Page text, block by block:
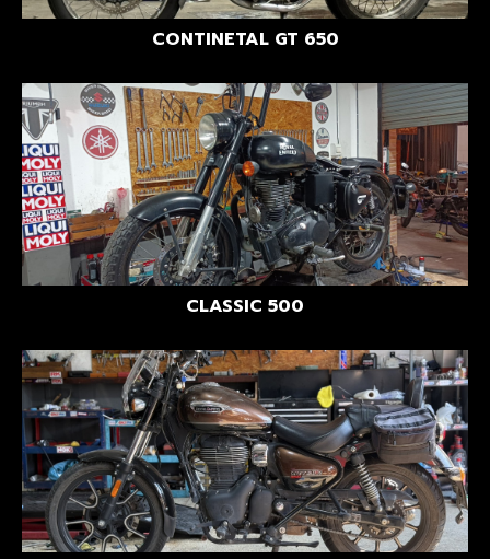
CONTINETAL GT 650
CLASSIC 500